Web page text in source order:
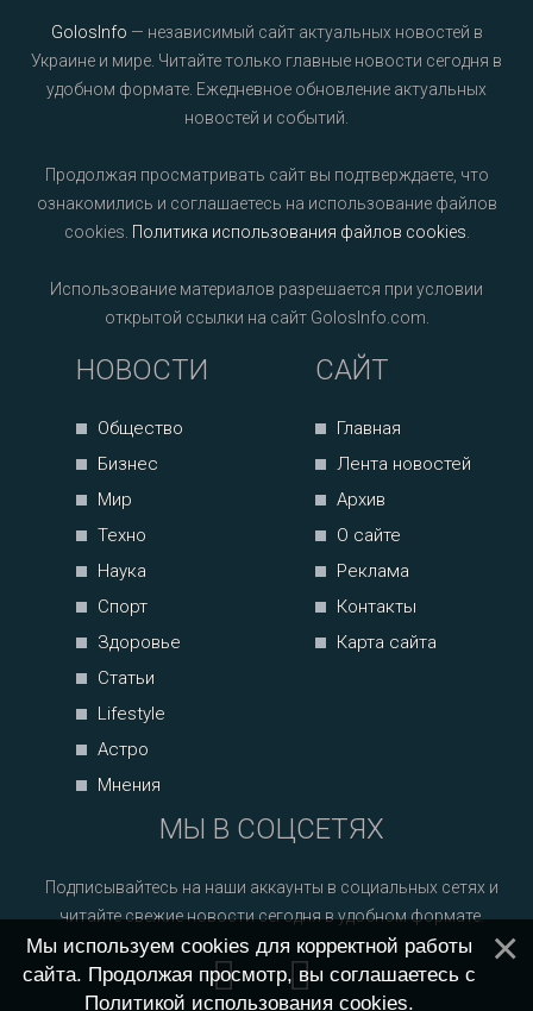
GolosInfo — независимый сайт актуальных новостей в
Украине и мире. Читайте только главные новости сегодня в
удобном формате. Ежедневное обновление актуальных
новостей и событий.
Продолжая просматривать сайт вы подтверждаете, что
ознакомились и соглашаетесь на использование файлов
cookies. Политика использования файлов cookies
Использование материалов разрешается при условии
открытой ссылки на сайт GolosInfo.com.
НОВОСТИ
Общество
Бизнес
Мир
Техно
Наука
Спорт
Здоровье
Статьи
Lifestyle
Астро
Мнения
САЙТ
Главная
Лента новостей
Архив
О сайте
Реклама
Контакты
Карта сайта
МЫ В СОЦСЕТЯХ
Подписывайтесь на наши аккаунты в социальных сетях и
читайте свежие новости сегодня в удобном формате.
Мы используем cookies для корректной работы
сайта. Продолжая просмотр, вы соглашаетесь с
Политикой использования cookies.